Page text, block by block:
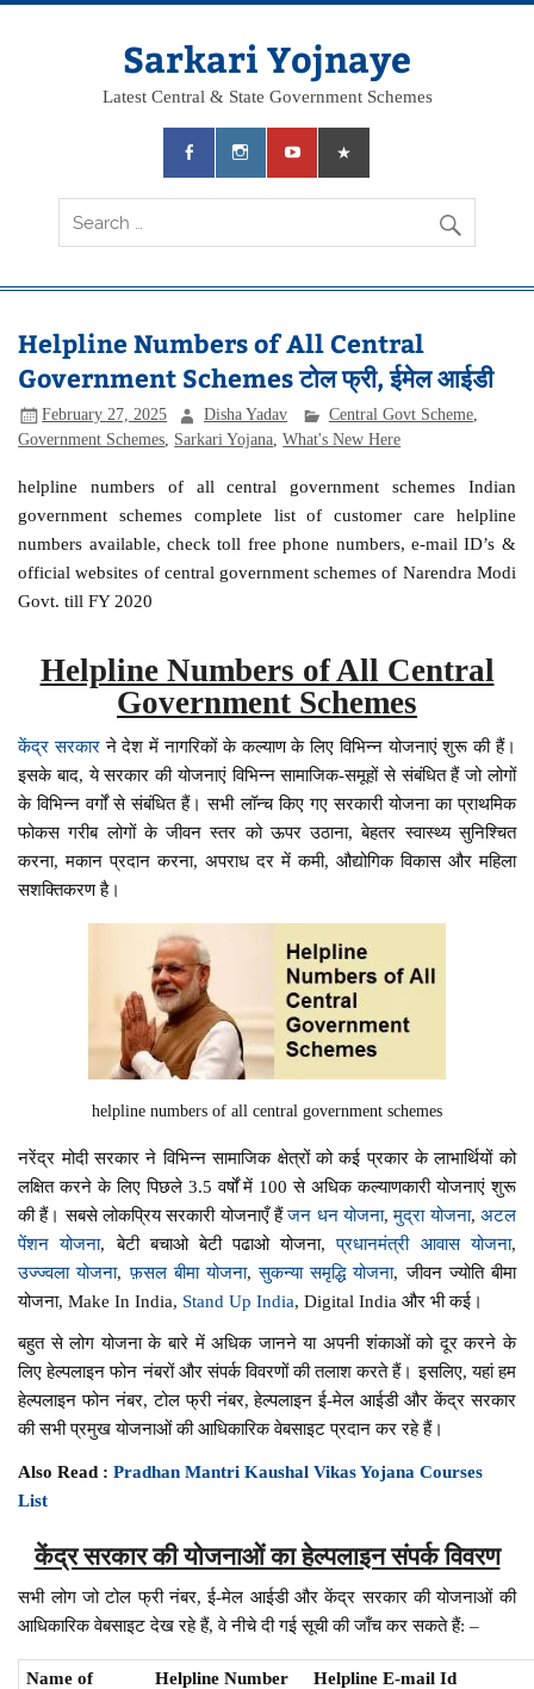
Skip
Sarkari Yojnaye
Latest Central & State Government Schemes
Helpline Numbers of All Central
Government Schemes टोल फ्री, ईमेल आईडी
February 27, 2025 Disha Yadav Central Govt Scheme,
Government Schemes Sarkari Yojana ,What's New Here
helpline numbers of all central government schemes Indian
government schemes complete list of customer care helpline
numbers available, check toll free phone numbers, e-mail ID’s &
official websites of central government schemes of Narendra Modi
Govt. till FY 2020
Helpline Numbers of All Central
Government Schemes
केंद्र सरकारने देश में नागरिकों के कल्याण के लिए विभिन्न योजनाएं शुरू की हैं।
इसके बाद, ये सरकार की योजनाएं विभिन्न सामाजिक-समूहों से संबंधित हैं जो लोगों
के विभिन्न वर्गों से संबंधित हैं। सभी लॉन्च किए गए सरकारी योजना का प्राथमिक
फोकस गरीब लोगों के जीवन स्तर को ऊपर उठाना, बेहतर स्वास्थ्य सुनिश्चित
करना, मकान प्रदान करना, अपराध दर में कमी, औद्योगिक विकास और महिला
सशक्तिकरण है।
helpline numbers of all central government schemes
नरेंद्र मोदी सरकार ने विभिन्न सामाजिक क्षेत्रों को कई प्रकार के लाभार्थियों को
लक्षित करने के लिए पिछले 3.5 वर्षों में 100 से अधिक कल्याणकारी योजनाएं शुरू
की हैं। सबसे लोकप्रिय सरकारी योजनाएँ हैंजन धन योजना,मुद्रा योजना, अटल
पेंशन योजना, बेटी बचाओ बेटी पढाओ योजना,प्रधानमंत्री आवास योजना,
उज्ज्वला योजना,फ़सल बीमा योजना,सुकन्या समृद्धि योजना, जीवन ज्योति बीमा
योजना, Make In India, Stand Up India, Digital India और भी कई।
बहुत से लोग योजना के बारे में अधिक जानने या अपनी शंकाओं को दूर करने के
लिए हेल्पलाइन फोन नंबरों और संपर्क विवरणों की तलाश करते हैं। इसलिए, यहां हम
हेल्पलाइन फोन नंबर, टोल फ्री नंबर, हेल्पलाइन ई-मेल आईडी और केंद्र सरकार
की सभी प्रमुख योजनाओं की आधिकारिक वेबसाइट प्रदान कर रहे हैं।
Also Read :Pradhan Mantri Kaushal Vikas Yojana Courses
List
केंद्र सरकार की योजनाओं का हेल्पलाइन संपर्क विवरण
सभी लोग जो टोल फ्री नंबर, ई-मेल आईडी और केंद्र सरकार की योजनाओं की
आधिकारिक वेबसाइट देख रहे हैं, वे नीचे दी गई सूची की जाँच कर सकते हैं: –
Name of
Helpline Number Helpline E-mail Id